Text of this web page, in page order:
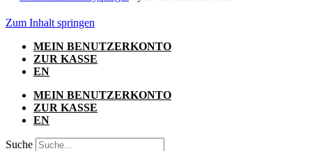
Zum Inhalt springen
MEIN BENUTZERKONTO
ZUR KASSE
EN
MEIN BENUTZERKONTO
ZUR KASSE
EN
Suche